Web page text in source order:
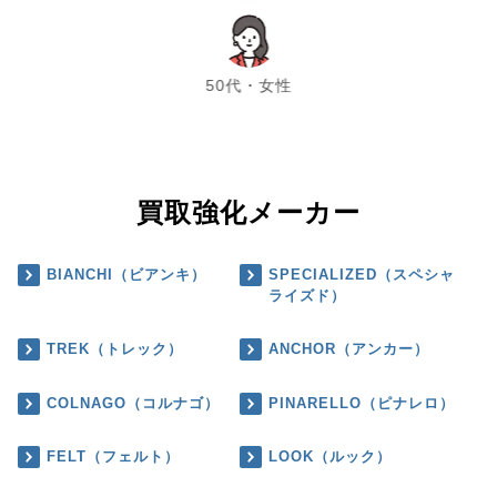
50代・女性
chevron_left chevron_right
買取強化メーカー
BIANCHI（ビアンキ）
SPECIALIZED（スペシャ
ライズド）
TREK（トレック） ANCHOR（アンカー）
COLNAGO（コルナゴ） PINARELLO（ピナレロ）
FELT（フェルト） LOOK（ルック）